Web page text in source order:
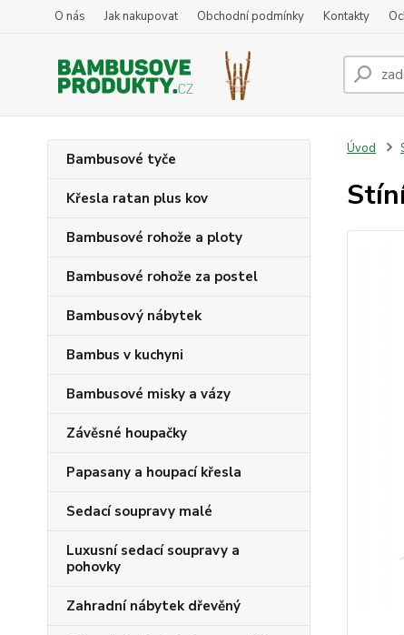
O nás Jak nakupovat Obchodní podmínky Kontakty
Bambusové tyče
Křesla ratan plus kov
Bambusové rohože a ploty
Bambusové rohože za postel
Bambusový nábytek
Bambus v kuchyni
Bambusové misky a vázy
Závěsné houpačky
Papasany a houpací křesla
Sedací soupravy malé
Luxusní sedací soupravy a
pohovky
Zahradní nábytek dřevěný
Úvod